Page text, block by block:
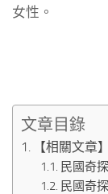
女性。
文章目錄
【相關文章】
民國奇
民國奇